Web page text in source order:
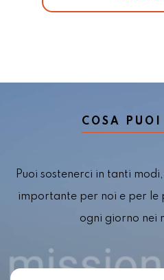
COSA PUOI
Puoi sostenerci in tanti
importante per noi e per le
ogni giorno nei